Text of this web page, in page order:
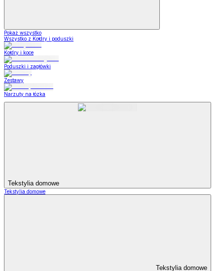
Pokaż wszystko
Wszystko z Kołdry i poduszki
Kołdry i koce
Poduszki i zagłówki
Zestawy
Narzuty na łózka
Tekstylia domowe
Tekstylia domowe
Tekstylia domowe